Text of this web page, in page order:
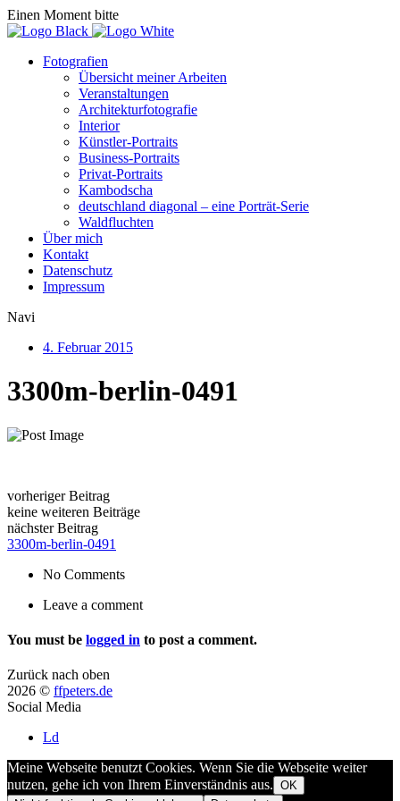
Einen Moment bitte
Fotografien
Übersicht meiner Arbeiten
Veranstaltungen
Architekturfotografie
Interior
Künstler-Portraits
Business-Portraits
Privat-Portraits
Kambodscha
deutschland diagonal – eine Porträt-Serie
Waldfluchten
Über mich
Kontakt
Datenschutz
Impressum
Navi
4. Februar 2015
3300m-berlin-0491
vorheriger Beitrag
keine weiteren Beiträge
nächster Beitrag
3300m-berlin-0491
No Comments
Leave a comment
You must be logged in to post a comment.
Zurück nach oben
2026 © ffpeters.de
Social Media
Ld
Meine Webseite benutzt Cookies. Wenn Sie die Webseite weiter
nutzen, gehe ich von Ihrem Einverständnis aus. OK